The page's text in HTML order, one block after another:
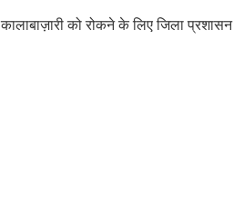
को रोकने के लिए जिला प्रशासन